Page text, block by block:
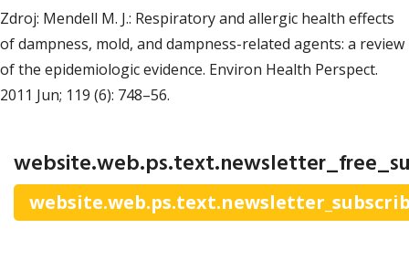
Zdroj: Mendell M. J.: Respiratory and allergic health effects
of dampness, mold, and dampness-related agents: a review
of the epidemiologic evidence. Environ Health Perspect.
2011 Jun; 119 (6): 748–56.